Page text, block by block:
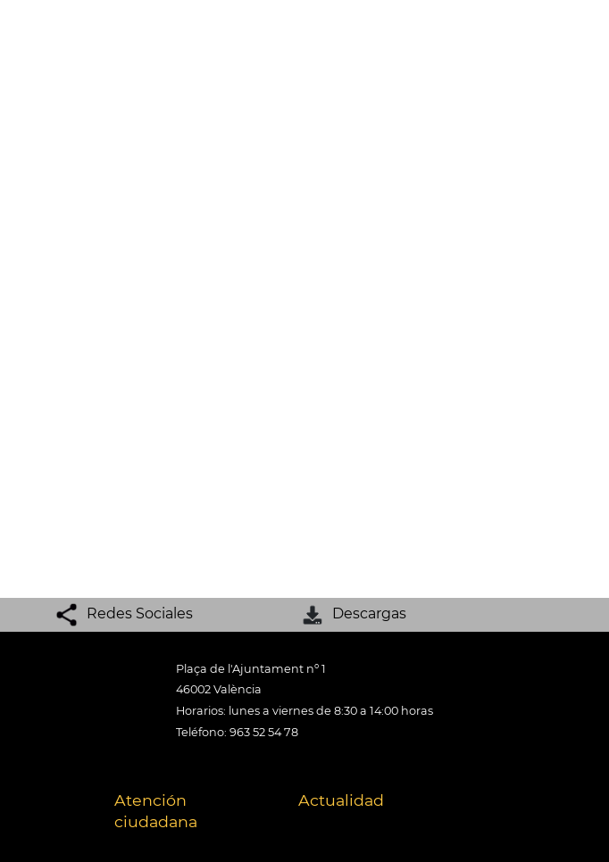
Redes Sociales Descargas
Plaça de l'Ajuntament nº 1
46002 València
Horarios: lunes a viernes de 8:30 a 14:00 horas
Teléfono: 963 52 54 78
Atención
ciudadana
Actualidad